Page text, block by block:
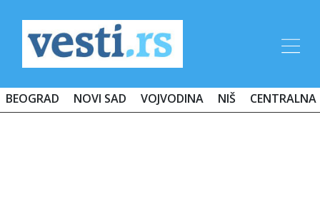
BEOGRAD NOVI SAD VOJVODINA NIŠ CENTRALNA